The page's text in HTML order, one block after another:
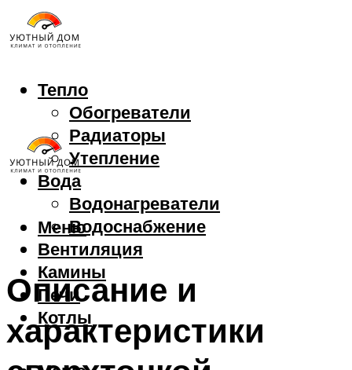
Тепло
Обогреватели
Радиаторы
Утепление
Вода
Водонагреватели
Водоснабжение
Вентиляция
Камины
Печи
Котлы
Меню
Описание и
характеристики